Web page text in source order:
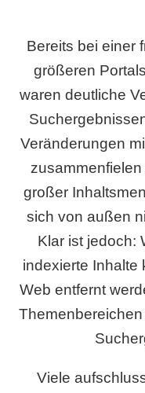
Bereits bei einer
größeren
waren deutliche
Veränderungen
großer
sich von außen
Klar ist jedoch:
indexierte Inhalte
Web entfernt
Viele